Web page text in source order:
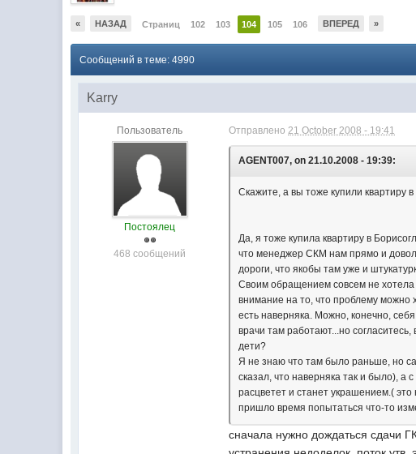
« НАЗАД Страниц 102 103 104 105 106 ВПЕРЕД »
Сообщений в теме: 4990
Karry
Пользователь
Постоялец
468 сообщений
Отправлено21 October 2008 - 19:41
AGENT007, on 21.10.2008 - 19:39:
Скажите, а вы тоже купили квартиру
Да, я тоже купила квартиру в
что менеджер СКМ нам прямо и
дороги, что якобы там уже и
Своим обращением совсем не хотела
внимание на то, что проблему можно
есть наверняка. Можно, конечно,
врачи там работают...но
дети?
Я не знаю что там было раньше, но
сказал, что наверняка так и было), а
расцветет и станет украшением.(
пришло время попытаться что-то
сначала нужно дождаться сдачи